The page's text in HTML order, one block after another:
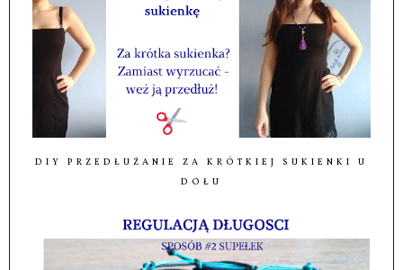
DIY PRZEDŁUŻANIE ZA KRÓTKIEJ SUKIENKI U
DOŁU